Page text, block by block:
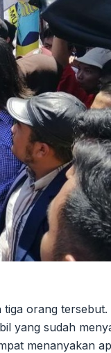
tiga orang
yang sudah
menanyakan